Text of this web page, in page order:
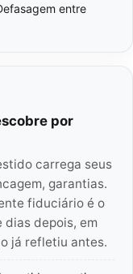
entre
por
carrega seus
garantias.
fiduciário é o
dias depois, em
já refletiu antes.